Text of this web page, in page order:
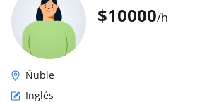
$10000/h
Ñuble
Inglés